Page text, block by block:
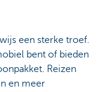
een sterke troef.
bent of bieden
Reizen
en meer